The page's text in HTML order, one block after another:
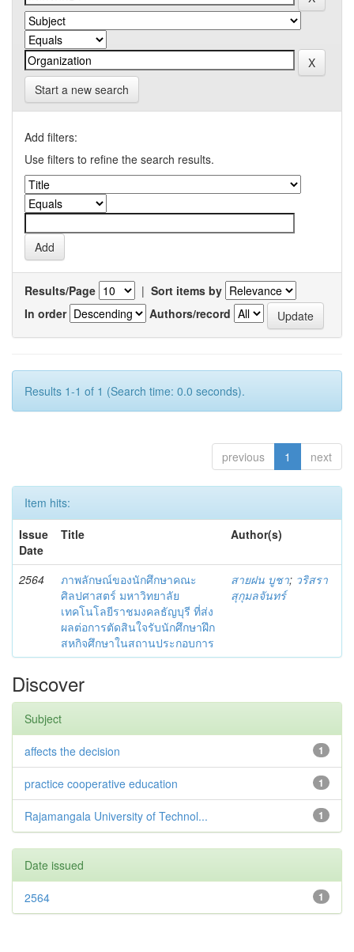
Start a new search
Add filters:
Use filters to refine the search results.
Results/Page | Sort items by
In order
Authors/record
Results 1-1 of 1 (Search time: 0.0 seconds).
previous 1 next
Item hits:
Issue
Date
Title Author(s)
2564
ภาพลักษณ์ของนักศึกษาคณะ
ศิลปศาสตร์ มหาวิทยาลัย
เทคโนโลยีราชมงคลธัญบุรี ที่ส่ง
ผลต่อการตัดสินใจรับนักศึกษาฝึก
สหกิจศึกษาในสถานประกอบการ
สายฝน บูชา; วริสรา
สุกุมลจันทร์
Discover
Subject
1
affects the decision
1
practice cooperative education
1
Rajamangala University of Technol...
Date issued
1
2564